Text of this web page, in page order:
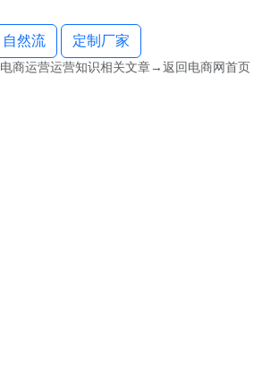
自然流 定制厂家
电商运营运营知识相关文章→返回电商网首页